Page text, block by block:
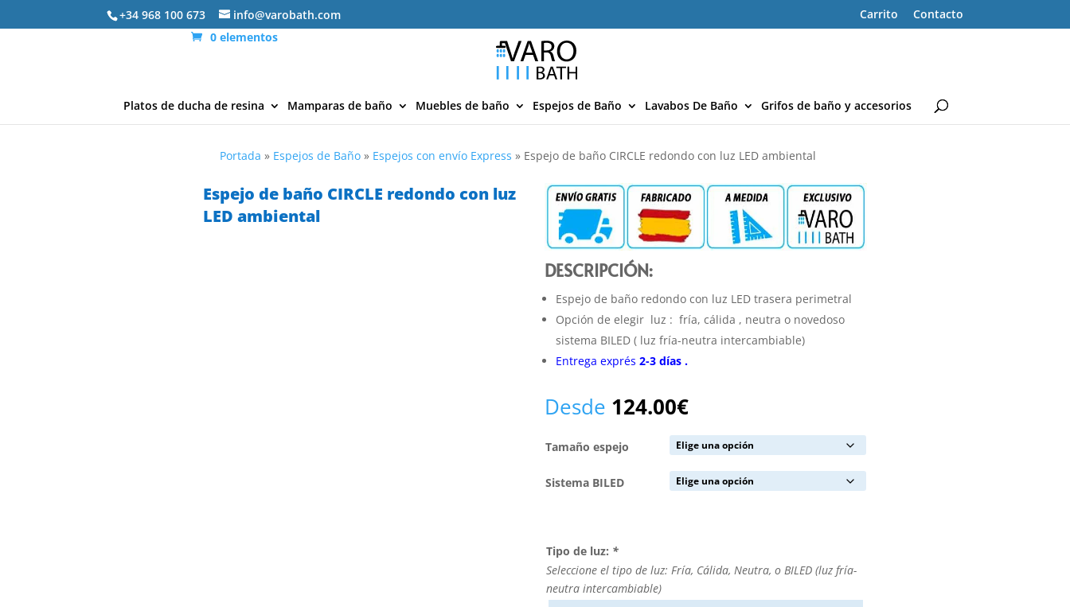
+34 968 100 673 info@varobath.com Carrito
Contacto
0 elementos
Platos de ducha de resina Mamparas de baño Muebles de baño Espejos de Baño Lavabos De Baño Grifos de baño y accesorios
Portada » Espejos de Baño » Espejos con envío Express » Espejo de baño CIRCLE redondo con luz LED ambiental
Espejo de baño CIRCLE redondo con luz
LED ambiental
DESCRIPCIÓN:
Espejo de baño redondo con luz LED trasera perimetral
Opción de elegir luz : fría, cálida , neutra o novedoso
sistema BILED ( luz fría-neutra intercambiable)
Entrega exprés 2-3días .
Desde 124.00€
Tamaño espejo
Sistema BILED
Tipo de luz: *
Seleccione el tipo de luz: Fría, Cálida, Neutra, o BILED (luz fría-
neutra intercambiable)